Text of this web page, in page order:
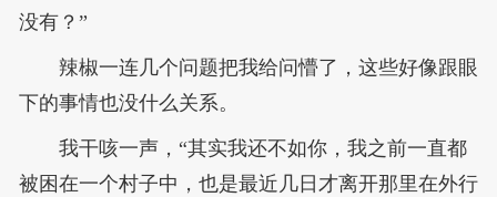
没有？”
辣椒一连几个问题把我给问懵了，这些好像跟眼
下的事情也没什么关系。
我干咳一声，“其实我还不如你，我之前一直都
被困在一个村子中，也是最近几日才离开那里在外行